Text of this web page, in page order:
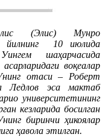
(Элис) Мунро
йилнинг 10 июлида
шаҳарчасида
воқеалар
отаси – Роберт
Ледлов эса мактаб
университетининг
кезларида босилган
биринчи ҳикоялар
ҳавола этилган.